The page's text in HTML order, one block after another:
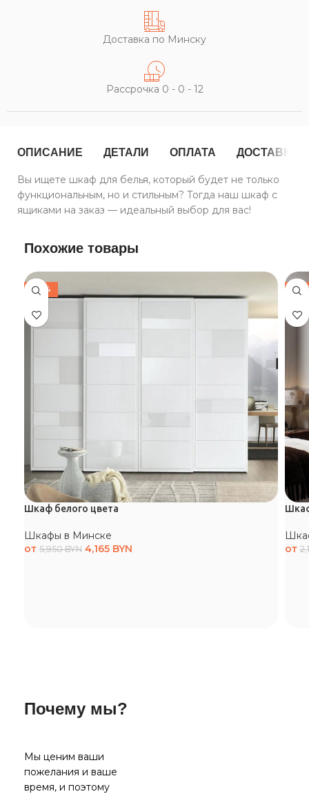
Доставка по Минску
Рассрочка 0 - 0 - 12
ОПИСАНИЕ ДЕТАЛИ ОПЛАТА ДОСТАВКА
Вы ищете шкаф для белья, который будет не только
функциональным, но и стильным? Тогда наш шкаф с
ящиками на заказ — идеальный выбор для вас!
Похожие товары
-30%
Шкаф белого цвета
Шкафы в Минске
от 5,950BYN 4,165 BYN
-
от
Почему мы?
Мы ценим ваши
пожелания и ваше
время, и поэтому